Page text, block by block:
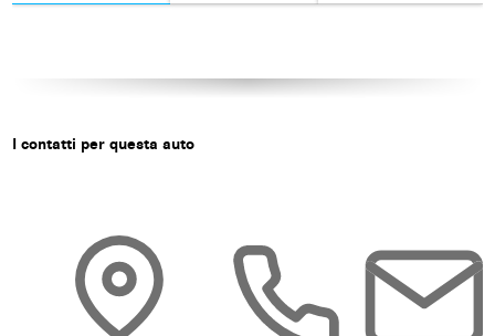
I contatti per questa auto